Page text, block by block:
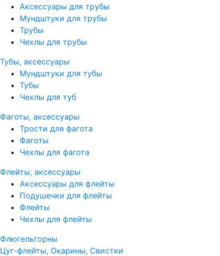
Аксессуары для трубы
Мундштуки для трубы
Трубы
Чехлы для трубы
Тубы, аксессуары
Мундштуки для тубы
Тубы
Чехлы для туб
Фаготы, аксессуары
Трости для фагота
Фаготы
Чехлы для фагота
Флейты, аксессуары
Аксессуары для флейты
Подушечки для флейты
Флейты
Чехлы для флейты
Флюгельгорны
Цуг-флейты, Окарины, Свистки